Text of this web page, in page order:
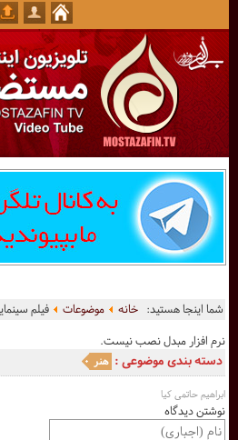
شما اینجا هستید:خانه موضوعات
فیلم
نرم افزار مبدل نصب نیست.
دسته بندی موضوعی : هنر
ابراهیم حاتمی کیا
نوشتن دیدگاه